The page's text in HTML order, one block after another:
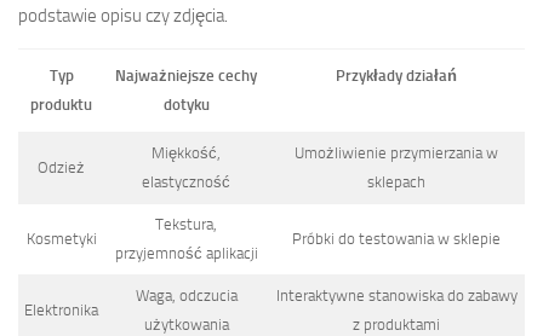
podstawie opisu czy zdjęcia.
Typ
produktu
Najważniejsze cechy
dotyku
Przykłady działań
Odzież
Miękkość,
elastyczność
Umożliwienie przymierzania w
sklepach
Kosmetyki
Tekstura,
przyjemność aplikacji
Próbki do testowania w sklepie
Elektronika
Waga, odczucia
użytkowania
Interaktywne stanowiska do zabawy
z produktami